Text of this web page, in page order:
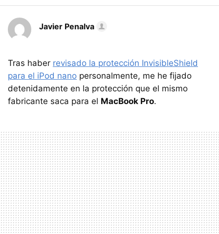
Javier Penalva
Tras haber revisado la protección InvisibleShield
para el iPod nano personalmente, me he fijado
detenidamente en la protección que el mismo
fabricante saca para el MacBook Pro.